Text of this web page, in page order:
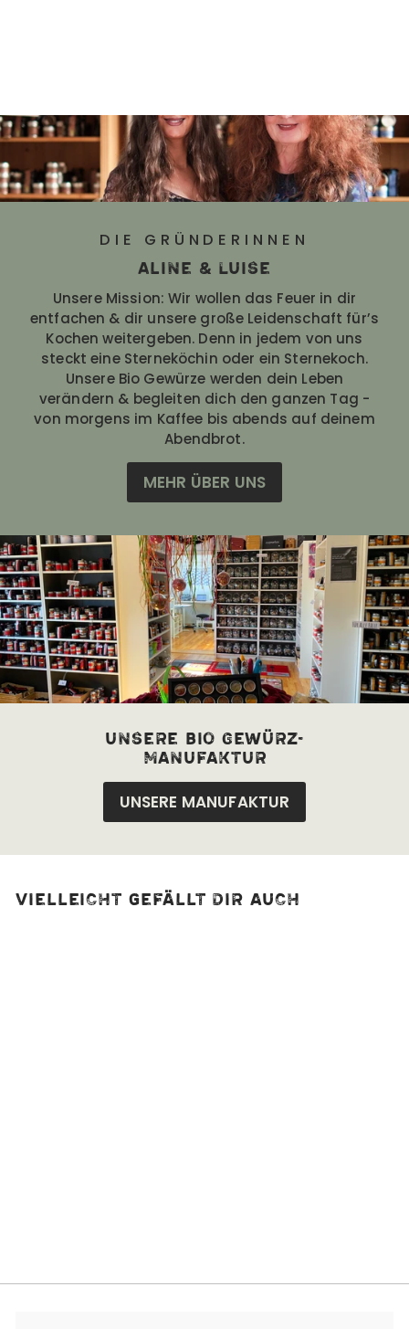
DIE GRÜNDERINNEN
Aline & Luise
Unsere Mission: Wir wollen das Feuer in dir
entfachen & dir unsere große Leidenschaft für’s
Kochen weitergeben. Denn in jedem von uns
steckt eine Sterneköchin oder ein Sternekoch.
Unsere Bio Gewürze werden dein Leben
verändern & begleiten dich den ganzen Tag -
von morgens im Kaffee bis abends auf deinem
Abendbrot.
MEHR ÜBER UNS
unsere bio Gewürz-
manufaktur
UNSERE MANUFAKTUR
Vielleicht gefällt dir auch
,